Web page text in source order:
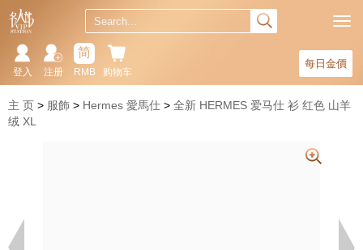
每日金價
购物车
简
RMB
注册
登入
主 页 服飾 Hermes 愛馬仕
全新 HERMES 爱马仕 衫 红色 山羊
绒 XL